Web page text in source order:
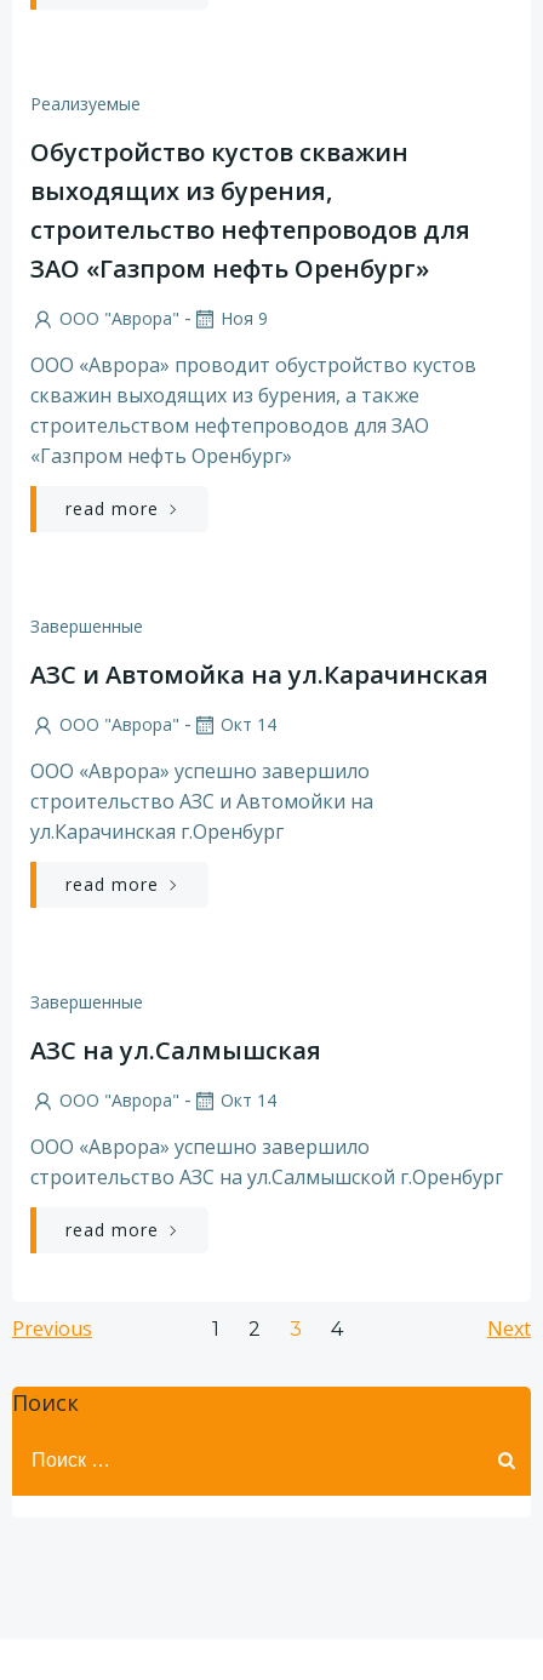
Реализуемые
Обустройство кустов скважин
выходящих из бурения,
строительство нефтепроводов для
ЗАО «Газпром нефть Оренбург»
ООО "Аврора" - Ноя 9
ООО «Аврора» проводит обустройство кустов
скважин выходящих из бурения, а также
строительством нефтепроводов для ЗАО
«Газпром нефть Оренбург»
read more
Завершенные
АЗС и Автомойка на ул.Карачинская
ООО "Аврора" - Окт 14
ООО «Аврора» успешно завершило
строительство АЗС и Автомойки на
ул.Карачинская г.Оренбург
read more
Завершенные
АЗС на ул.Салмышская
ООО "Аврора" - Окт 14
ООО «Аврора» успешно завершило
строительство АЗС на ул.Салмышской г.Оренбург
read more
Навигация
по
записям
Previous
Навигация
по
записям
Страница
1 Страница
2 Страница
3 Страница
4 Next
Поиск